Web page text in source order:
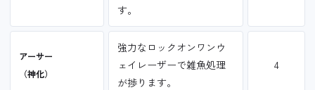
す。
アーサー
（神化）
強力なロックオンワンウ
ェイレーザーで雑魚処理
が捗ります。
4